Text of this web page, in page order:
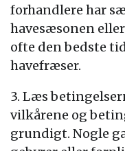
forhandlere har
havesæsonen
ofte den bedste
havefræser.
3. Læs
vilkårene og
grundigt. Nogle